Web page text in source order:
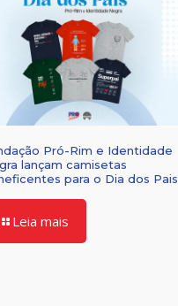
Pró-Rim e Identidade
lançam camisetas
para o Dia dos Pais
Leia mais